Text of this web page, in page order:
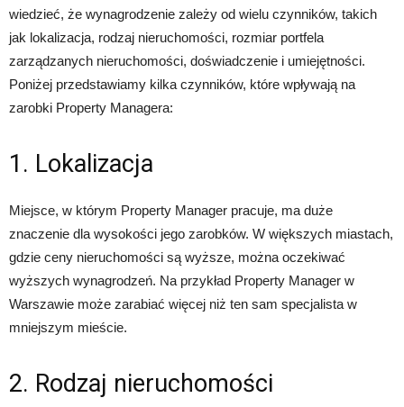
wiedzieć, że wynagrodzenie zależy od wielu czynników, takich
jak lokalizacja, rodzaj nieruchomości, rozmiar portfela
zarządzanych nieruchomości, doświadczenie i umiejętności.
Poniżej przedstawiamy kilka czynników, które wpływają na
zarobki Property Managera:
1. Lokalizacja
Miejsce, w którym Property Manager pracuje, ma duże
znaczenie dla wysokości jego zarobków. W większych miastach,
gdzie ceny nieruchomości są wyższe, można oczekiwać
wyższych wynagrodzeń. Na przykład Property Manager w
Warszawie może zarabiać więcej niż ten sam specjalista w
mniejszym mieście.
2. Rodzaj nieruchomości